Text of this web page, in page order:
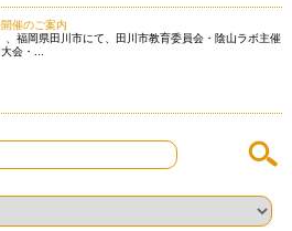
催のご案内
福岡県田川市にて、田川市教育委員会・陰山ラボ主催
会・...